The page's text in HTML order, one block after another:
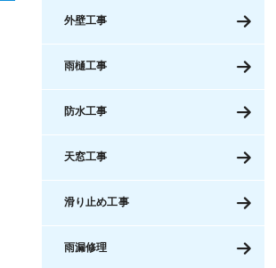
外壁工事
雨樋工事
防水工事
天窓工事
滑り止め工事
雨漏修理